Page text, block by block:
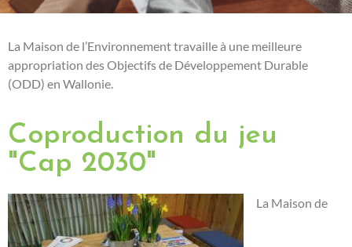
L a Maison de l’Environnementtravaille à une meilleure
appropriation des Objectifs de Développement Durable
(ODD) en Wallonie.
Coproduction du jeu
"Cap 2030"
La Maison de